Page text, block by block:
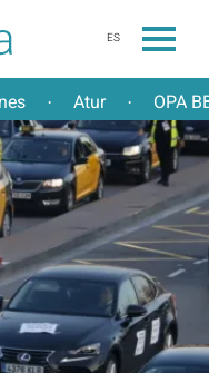
ES
· Atur · OPA